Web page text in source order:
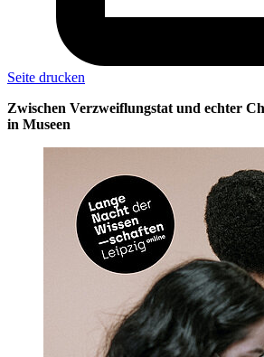
Seite drucken
Zwischen Verzweiflungstat und echter
in Museen